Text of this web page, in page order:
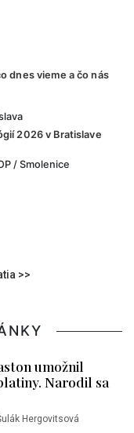
dnes vieme a čo nás
2026 v Bratislave
/ Smolenice
>>
umožnil
Narodil sa
Hergovitsová